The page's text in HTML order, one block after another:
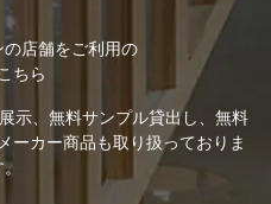
店舗をご利用の
ちら
示、無料サンプル貸出し、無料
ーカー商品も取り扱っておりま